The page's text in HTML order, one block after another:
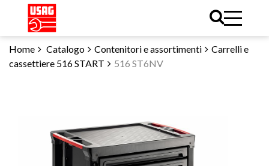
Home Catalogo Contenitori e assortimenti
Carrelli e
cassettiere 516 START
516 ST6NV